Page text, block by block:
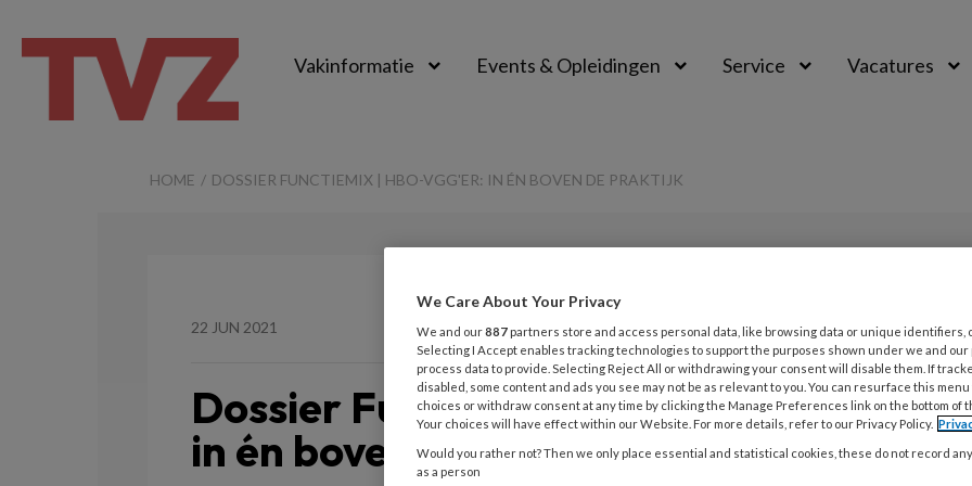
Vakinformatie Events & Opleidingen Service Vacatures
HOME DOSSIER FUNCTIEMIX | HBO-VGG'ER: IN ÉN BOVEN DE PRAKTIJK
22 JUN 2021 Opslaan Reacties 0 Delen
Dossier Functiemix | Hbo-vgg’er:
in én boven de praktijk
5
We Care About Your Privacy
We and our887 partners store and access personal data, like browsing data or unique identifiers,
Selecting I Accept enables tracking technologies to support the purposes shown under we and
process data to provide. Selecting Reject All or withdrawing your consent will disable them. If
disabled, some content and ads you see may not be as relevant to you. You can resurface this
choices or withdraw consent at any time by clicking the Manage Preferences link on the bottom of
Your choices will have effect within our Website. For more details, refer to our Privacy Policy.
Would you rather not? Then we only place essential and statistical cookies, these do not record
as a person